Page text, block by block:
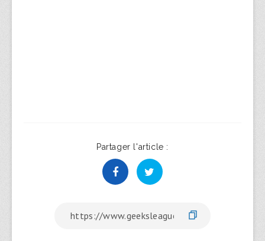
Partager l'article :